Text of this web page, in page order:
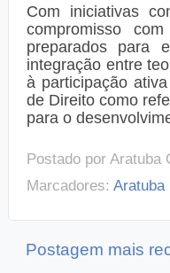
Com iniciativas
compromisso
preparados para
integração entre
à participação
de Direito como
para o
Postado por Aratuba
Marcadores: Aratuba
Postagem mais